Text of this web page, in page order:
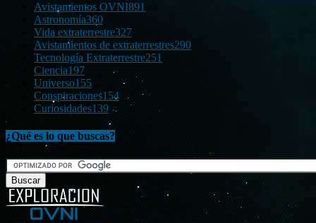
Avistamientos OVNI891
Astronomía360
Vida extraterrestre327
Avistamientos de extraterrestres290
Tecnología Extraterrestre251
Ciencia197
Universo155
Conspiraciones154
Curiosidades139
¿Qué es lo que buscas?